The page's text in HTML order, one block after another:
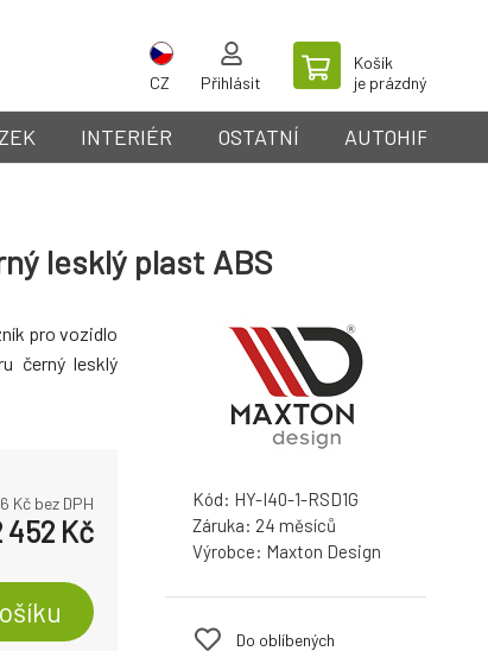
CZ Přihlásit
Košík
je prázdný
INTERIÉR OSTATNÍ AUTOHIFI
lesklý plast ABS
pro vozidlo
černý lesklý
Kč bez DPH
452 Kč
Kód: HY-I40-1-RSD1G
Záruka: 24
Výrobce: Maxton Design
Do oblíbených